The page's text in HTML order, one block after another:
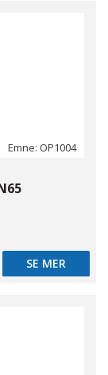
Emne: OP1004
SE MER
SE MER